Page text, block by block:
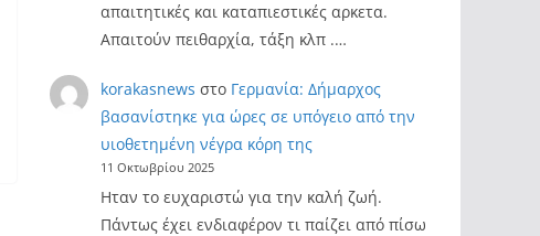
απαιτητικές και καταπιεστικές αρκετα.
Απαιτούν πειθαρχία, τάξη κλπ .…
korakasnews στο Γερμανία: Δήμαρχος
βασανίστηκε για ώρες σε υπόγειο από την
υιοθετημένη νέγρα κόρη της
11 Οκτωβρίου 2025
Ηταν το ευχαριστώ για την καλή ζωή.
Πάντως έχει ενδιαφέρον τι παίζει από πίσω